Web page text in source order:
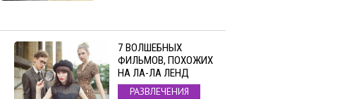
7 ВОЛШЕБНЫХ
ФИЛЬМОВ, ПОХОЖИХ
НА ЛА-ЛА ЛЕНД
РАЗВЛЕЧЕНИЯ